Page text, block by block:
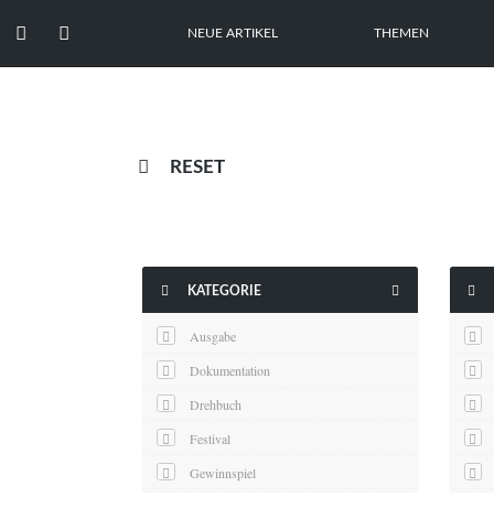
  NEUE ARTIKEL THEMEN
 RESET
 KATEGORIE 
Ausgabe
Dokumentation
Drehbuch
Festival
Gewinnspiel
